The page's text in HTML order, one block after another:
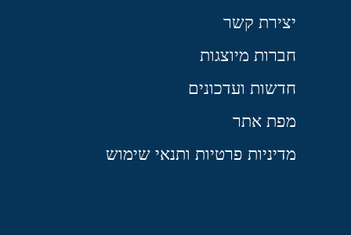
יצירת קשר
חברות מיוצגות
חדשות ועדכונים
מפת אתר
מדיניות פרטיות ותנאי שימוש